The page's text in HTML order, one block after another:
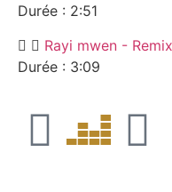
Durée : 2:51
Rayi mwen -
Durée : 3:09